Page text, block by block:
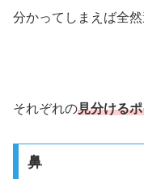
分かってしまえば全
それぞれの見分ける
鼻